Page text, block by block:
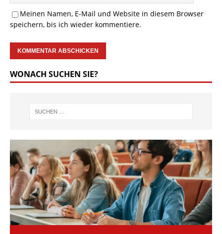
Meinen Namen, E-Mail und Website in diesem Browser
speichern, bis ich wieder kommentiere.
WONACH SUCHEN SIE?